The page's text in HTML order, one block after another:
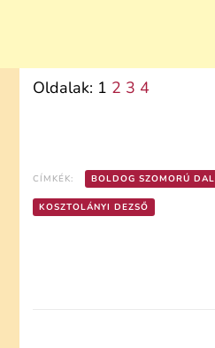
Oldalak: 1 2 3 4
CÍMKÉK: BOLDOG SZOMORÚ DAL
KOSZTOLÁNYI DEZSŐ